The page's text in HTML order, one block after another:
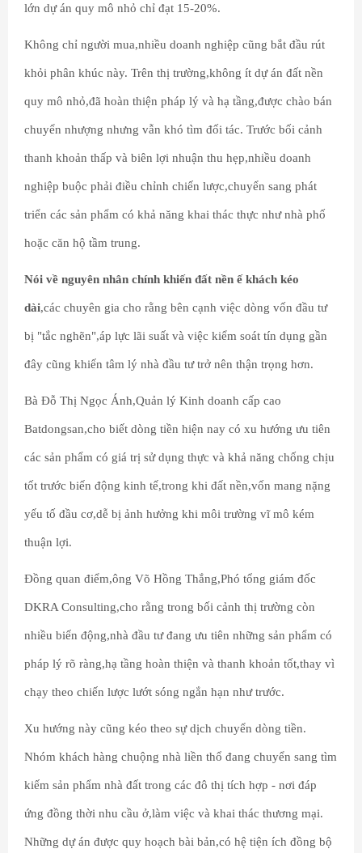
lớn dự án quy mô nhỏ chỉ đạt 15-20%.
Không chỉ người mua,nhiều doanh nghiệp cũng bắt đầu rút
khỏi phân khúc này. Trên thị trường,không ít dự án đất nền
quy mô nhỏ,đã hoàn thiện pháp lý và hạ tầng,được chào bán
chuyển nhượng nhưng vẫn khó tìm đối tác. Trước bối cảnh
thanh khoản thấp và biên lợi nhuận thu hẹp,nhiều doanh
nghiệp buộc phải điều chỉnh chiến lược,chuyển sang phát
triển các sản phẩm có khả năng khai thác thực như nhà phố
hoặc căn hộ tầm trung.
Nói về nguyên nhân chính khiến đất nền ế khách kéo
dài,các chuyên gia cho rằng bên cạnh việc dòng vốn đầu tư
bị "tắc nghẽn",áp lực lãi suất và việc kiểm soát tín dụng gần
đây cũng khiến tâm lý nhà đầu tư trở nên thận trọng hơn.
Bà Đỗ Thị Ngọc Ánh,Quản lý Kinh doanh cấp cao
Batdongsan,cho biết dòng tiền hiện nay có xu hướng ưu tiên
các sản phẩm có giá trị sử dụng thực và khả năng chống chịu
tốt trước biến động kinh tế,trong khi đất nền,vốn mang nặng
yếu tố đầu cơ,dễ bị ảnh hưởng khi môi trường vĩ mô kém
thuận lợi.
Đồng quan điểm,ông Võ Hồng Thắng,Phó tổng giám đốc
DKRA Consulting,cho rằng trong bối cảnh thị trường còn
nhiều biến động,nhà đầu tư đang ưu tiên những sản phẩm có
pháp lý rõ ràng,hạ tầng hoàn thiện và thanh khoản tốt,thay vì
chạy theo chiến lược lướt sóng ngắn hạn như trước.
Xu hướng này cũng kéo theo sự dịch chuyển dòng tiền.
Nhóm khách hàng chuộng nhà liền thổ đang chuyển sang tìm
kiếm sản phẩm nhà đất trong các đô thị tích hợp - nơi đáp
ứng đồng thời nhu cầu ở,làm việc và khai thác thương mại.
Những dự án được quy hoạch bài bản,có hệ tiện ích đồng bộ